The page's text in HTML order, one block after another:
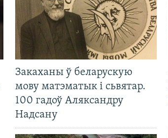
Закаханы ў беларускую
мову матэматык і сьвятар.
100 гадоў Аляксандру
Надсану